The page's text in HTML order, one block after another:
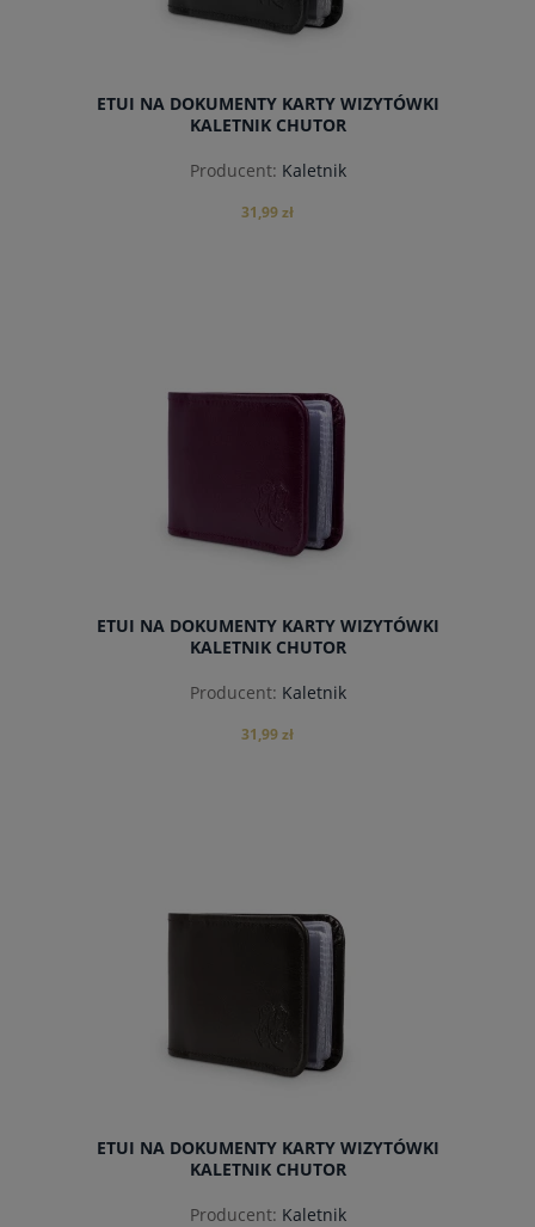
ETUI NA DOKUMENTY KARTY WIZYTÓWKI
KALETNIK CHUTOR
Producent: Kaletnik
31,99 zł
ETUI NA DOKUMENTY KARTY WIZYTÓWKI
KALETNIK CHUTOR
Producent: Kaletnik
31,99 zł
ETUI NA DOKUMENTY KARTY WIZYTÓWKI
KALETNIK CHUTOR
Producent: Kaletnik